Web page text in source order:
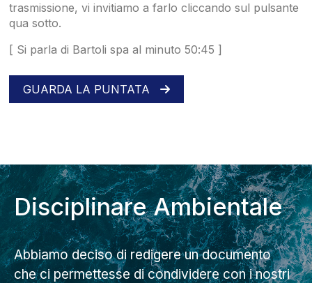
trasmissione, vi invitiamo a farlo cliccando sul pulsante
qua sotto.
[ Si parla di Bartoli spa al minuto 50:45 ]
GUARDA LA PUNTATA
Disciplinare Ambientale
Abbiamo deciso di redigere un documento
che ci permettesse di condividere con i nostri